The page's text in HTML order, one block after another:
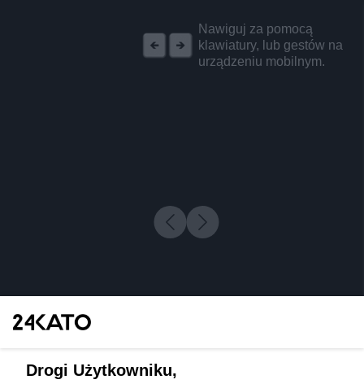
Nawiguj za pomocą
klawiatury, lub gestów na
urządzeniu mobilnym.
Drogi Użytkowniku,